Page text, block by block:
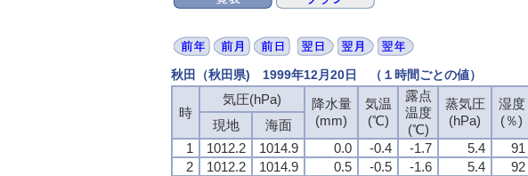
秋田（秋田県) 1999年12月20日 （１時間ごとの値）
時
気圧(hPa)
降水量
(mm)
気温
(℃)
露点
温度
(℃)
蒸気圧
(hPa)
湿度
(％)
現地 海面
1
1012.2 1014.9 0.0 -0.4 -1.7 5.4 91
2
1012.2 1014.9 0.5 -0.5 -1.6 5.4 92